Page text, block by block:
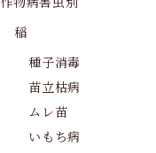
稲
種子消毒
苗立枯病
ムレ苗
いもち病